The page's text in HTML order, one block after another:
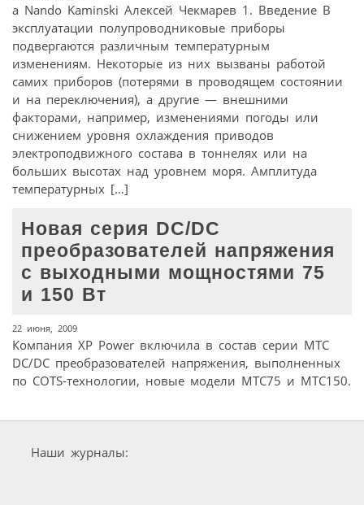
а Nando Kaminski Алексей Чекмарев 1. Введение В
эксплуатации полупроводниковые приборы
подвергаются различным температурным
изменениям. Некоторые из них вызваны работой
самих приборов (потерями в проводящем состоянии
и на переключения), а другие — внешними
факторами, например, изменениями погоды или
снижением уровня охлаждения приводов
электроподвижного состава в тоннелях или на
больших высотах над уровнем моря. Амплитуда
температурных […]
Новая серия DC/DC
преобразователей напряжения
с выходными мощностями 75
и 150 Вт
22 июня, 2009
Компания XP Power включила в состав серии MTC
DC/DC преобразователей напряжения, выполненных
по COTS-технологии, новые модели MTC75 и MTC150.
Наши журналы: